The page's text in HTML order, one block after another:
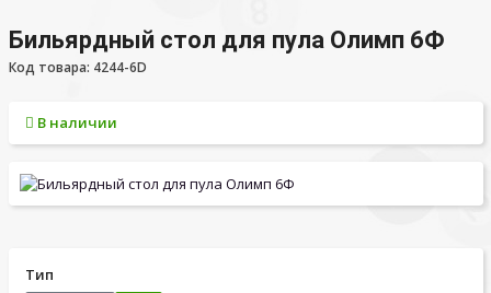
Бильярдный стол для пула Олимп 6Ф
Код товара: 4244-6D
В наличии
Тип